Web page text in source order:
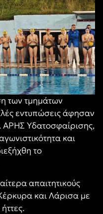
των τμημάτων
εντυπώσεις άφησαν
ΑΡΗΣ Υδατοσφαίρισης,
και
το
απαιτητικούς
και Λάρισα με